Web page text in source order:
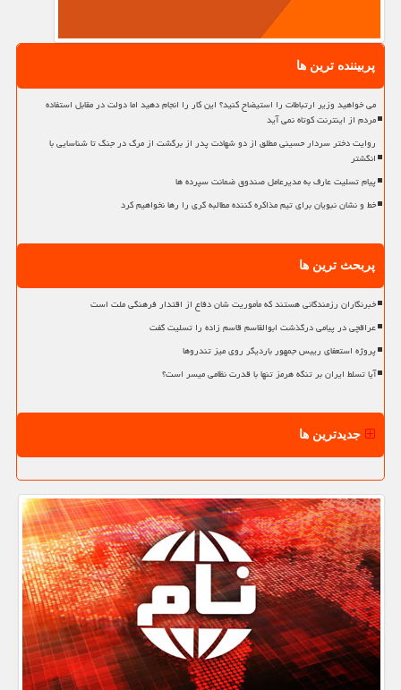
پربیننده ترین ها
می خواهید وزیر ارتباطات را استیضاح کنید؟ این کار را انجام دهید اما دولت در مقابل استفاده
مردم از اینترنت کوتاه نمی آید
روایت دختر سردار حسینی مطلق از دو شهادت پدر از برگشت از مرگ در جنگ تا شناسایی با
انگشتر
پیام تسلیت عارف به مدیرعامل صندوق ضمانت سپرده ها
خط و نشان نبویان برای تیم مذاکره کننده مطالبه گری را رها نخواهیم کرد
پربحث ترین ها
خبرنگاران رزمندگانی هستند که مأموریت شان دفاع از اقتدار فرهنگی ملت است
عراقچی در پیامی درگذشت ابوالقاسم قاسم زاده را تسلیت گفت
پروژه استعفای رییس جمهور باردیگر روی میز تندروها
آیا تسلط ایران بر تنگه هرمز تنها با قدرت نظامی میسر است؟
جدیدترین ها